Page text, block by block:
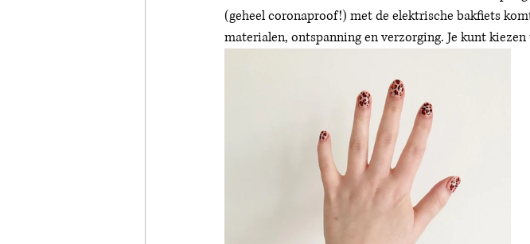
(geheel coronaproof!) met de elektrische bakfiets
materialen, ontspanning en verzorging. Je kunt